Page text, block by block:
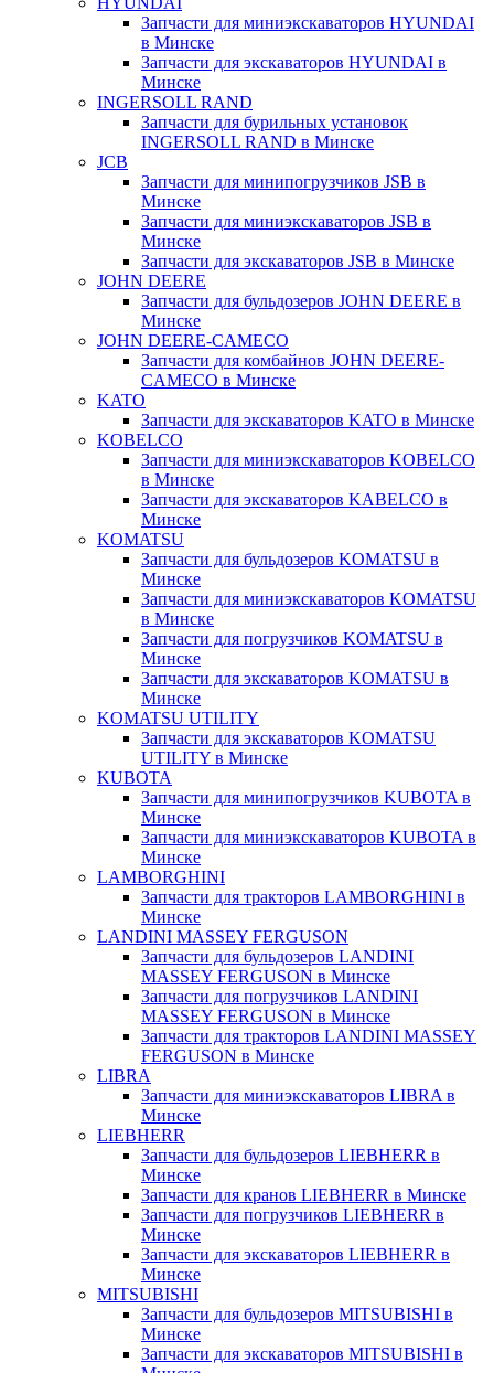
Запчасти для миниэкскаваторов HYUNDAI
в Минске
Запчасти для экскаваторов HYUNDAI в
Минске
INGERSOLL RAND
Запчасти для бурильных установок
INGERSOLL RAND в Минске
JCB
Запчасти для минипогрузчиков JSB в
Минске
Запчасти для миниэкскаваторов JSB в
Минске
Запчасти для экскаваторов JSB в Минске
JOHN DEERE
Запчасти для бульдозеров JOHN DEERE в
Минске
JOHN DEERE-CAMECO
Запчасти для комбайнов JOHN DEERE-
CAMECO в Минске
KATO
Запчасти для экскаваторов KATO в Минске
KOBELCO
Запчасти для миниэкскаваторов KOBELCO
в Минске
Запчасти для экскаваторов KABELCO в
Минске
KOMATSU
Запчасти для бульдозеров KOMATSU в
Минске
Запчасти для миниэкскаваторов KOMATSU
в Минске
Запчасти для погрузчиков KOMATSU в
Минске
Запчасти для экскаваторов KOMATSU в
Минске
KOMATSU UTILITY
Запчасти для экскаваторов KOMATSU
UTILITY в Минске
KUBOTA
Запчасти для минипогрузчиков KUBOTA в
Минске
Запчасти для миниэкскаваторов KUBOTA в
Минске
LAMBORGHINI
Запчасти для тракторов LAMBORGHINI в
Минске
LANDINI MASSEY FERGUSON
Запчасти для бульдозеров LANDINI
MASSEY FERGUSON в Минске
Запчасти для погрузчиков LANDINI
MASSEY FERGUSON в Минске
Запчасти для тракторов LANDINI MASSEY
FERGUSON в Минске
LIBRA
Запчасти для миниэкскаваторов LIBRA в
Минске
LIEBHERR
Запчасти для бульдозеров LIEBHERR в
Минске
Запчасти для кранов LIEBHERR в Минске
Запчасти для погрузчиков LIEBHERR в
Минске
Запчасти для экскаваторов LIEBHERR в
Минске
MITSUBISHI
Запчасти для бульдозеров MITSUBISHI в
Минске
Запчасти для экскаваторов MITSUBISHI в